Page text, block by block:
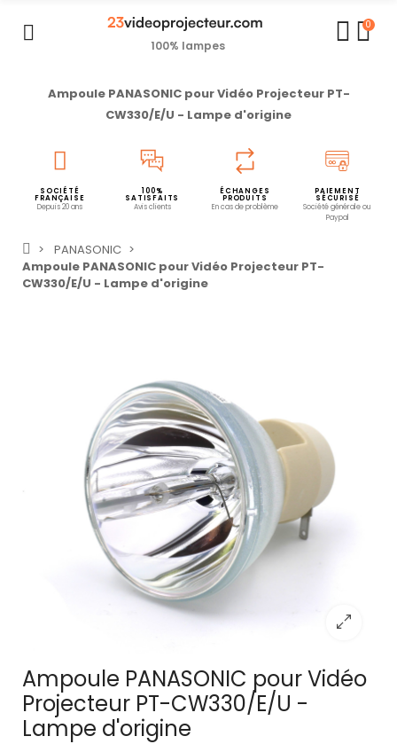
100% lampes
0
Ampoule PANASONIC pour Vidéo Projecteur PT-
CW330/E/U - Lampe d'origine
SOCIÉTÉ
FRANÇAISE
Depuis 20 ans
100%
SATISFAITS
Avis clients
ÉCHANGES
PRODUITS
En cas de problème
PAIEMENT
SÉCURISÉ
Société générale ou
Paypal
PANASONIC
Ampoule PANASONIC pour Vidéo Projecteur PT-
CW330/E/U - Lampe d'origine
Ampoule PANASONIC pour Vidéo
Projecteur PT-CW330/E/U -
Lampe d'origine